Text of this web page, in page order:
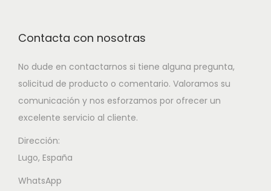
Contacta con nosotras
No dude en contactarnos si tiene alguna pregunta,
solicitud de producto o comentario. Valoramos su
comunicación y nos esforzamos por ofrecer un
excelente servicio al cliente.
Dirección:
Lugo, España
WhatsApp